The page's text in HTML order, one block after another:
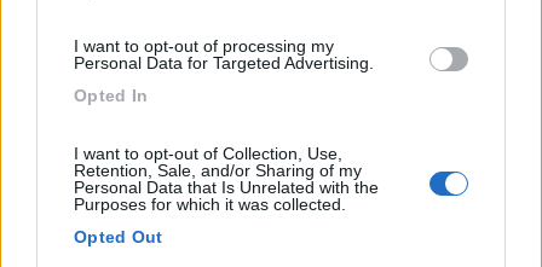
I want to opt-out of processing my
Personal Data for Targeted Advertising.
Opted In
I want to opt-out of Collection, Use,
Retention, Sale, and/or Sharing of my
Personal Data that Is Unrelated with the
Purposes for which it was collected.
Opted Out
Area di sosta (AA)
Alberese Camper Park
7,1 13
Servizi / Posizione